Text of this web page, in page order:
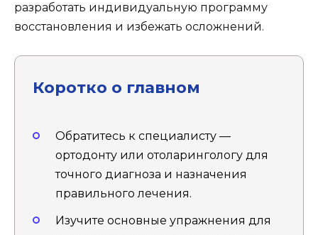
разработать индивидуальную программу
восстановления и избежать осложнений.
Коротко о главном
Обратитесь к специалисту —
ортодонту или отоларингологу для
точного диагноза и назначения
правильного лечения.
Изучите основные упражнения для